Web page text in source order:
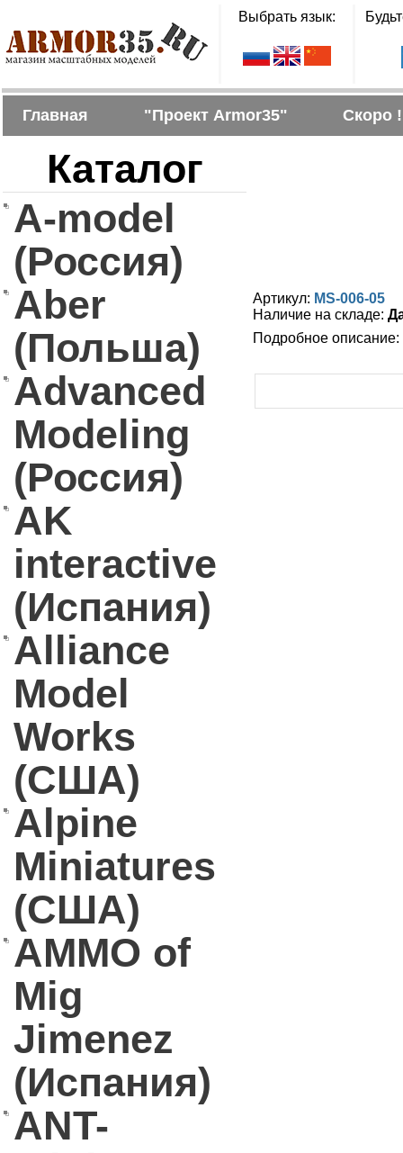
Выбрать язык:
Главная "Проект Armor35" Скоро !
Каталог
A-model
(Россия)
Aber
(Польша)
Advanced
Modeling
(Россия)
AK
interactive
(Испания)
Alliance
Model
Works
(США)
Alpine
Miniatures
(США)
AMMO of
Mig
Jimenez
(Испания)
ANT-
Артикул: MS-006-05
Наличие на складе:
Подробное описание: